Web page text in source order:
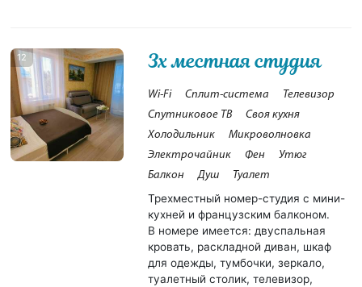
12 3х местная студия
Wi-Fi Сплит-система
Телевизор
Спутниковое ТВ
Своя кухня
Холодильник
Микроволновка
Электрочайник
Фен
Утюг
Балкон
Душ Туалет
Трехместный номер-студия с мини-
кухней и французским балконом.
В номере имеется: двуспальная
кровать, раскладной диван, шкаф
для одежды, тумбочки, зеркало,
туалетный столик, телевизор,